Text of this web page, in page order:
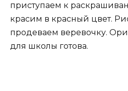
приступаем к
красим в красный цвет.
продеваем веревочку.
для школы готова.